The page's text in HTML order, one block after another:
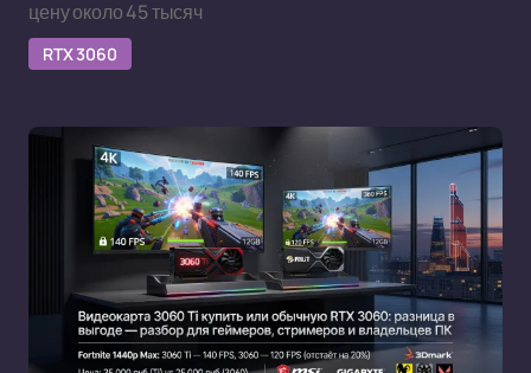
цену около 45 тысяч
RTX 3060